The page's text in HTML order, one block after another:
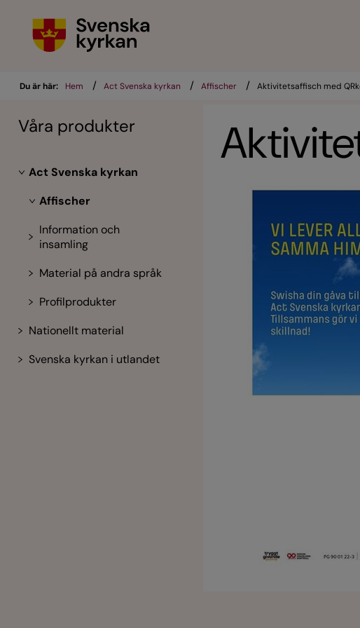
Du är här: Hem / Act Svenska kyrkan / Affischer / Aktivitetsaffisch med
Våra produkter
Act Svenska kyrkan
Affischer
Information och
insamling
Material på andra språk
Profilprodukter
Nationellt material
Svenska kyrkan i utlandet